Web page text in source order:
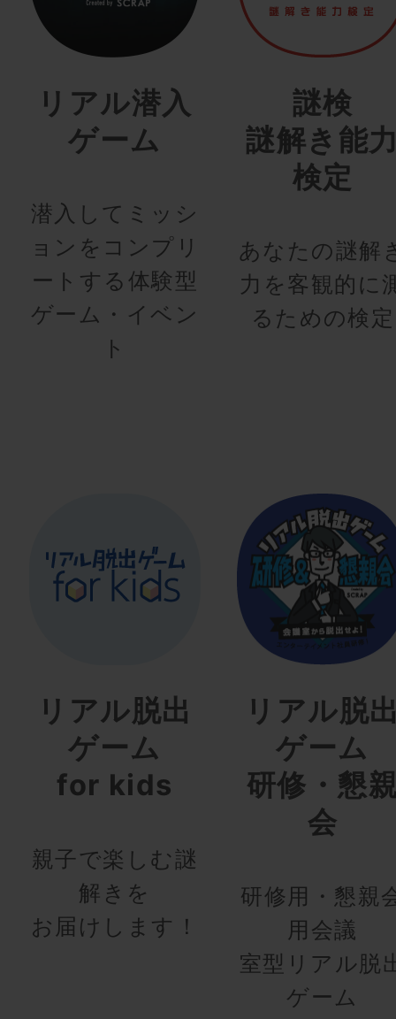
リアル潜入
ゲーム
潜入してミッシ
ョンをコンプリ
ートする体験型
ゲーム・イベン
ト
謎検
謎解き能
検定
あなたの謎解
力を客観的に
るための検定
リアル脱出
ゲーム
for kids
親子で楽しむ謎
解きを
お届けします！
リアル脱
ゲーム
研修・懇
会
研修用・懇親
用会議
室型リアル脱
ゲーム